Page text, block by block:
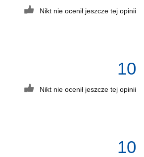
Nikt nie ocenił jeszcze tej opinii
10
Nikt nie ocenił jeszcze tej opinii
10